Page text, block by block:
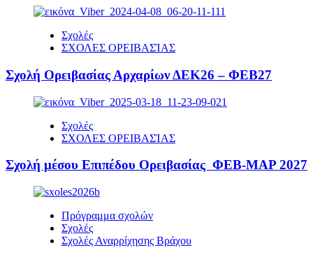
Σχολές
ΣΧΟΛΕΣ ΟΡΕΙΒΑΣΊΑΣ
Σχολή Ορειβασίας Αρχαρίων ΔΕΚ26 – ΦΕΒ27
Σχολές
ΣΧΟΛΕΣ ΟΡΕΙΒΑΣΊΑΣ
Σχολή μέσου Επιπέδου Ορειβασίας ΦΕΒ-ΜΑΡ 2027
Πρόγραμμα σχολών
Σχολές
Σχολές Αναρρίχησης Βράχου